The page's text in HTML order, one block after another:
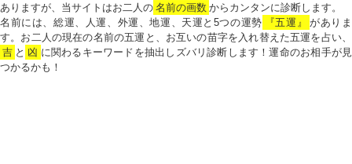
ありますが、当サイトはお二人の 名前の画数 からカンタンに診断します。
名前には、総運、人運、外運、地運、天運と5つの運勢
『五運』
がありま
す。お二人の現在の名前の五運と、お互いの苗字を入れ替えた五運を占い、
吉 と 凶 に関わるキーワードを抽出しズバリ診断します！運命のお相手が見
つかるかも！